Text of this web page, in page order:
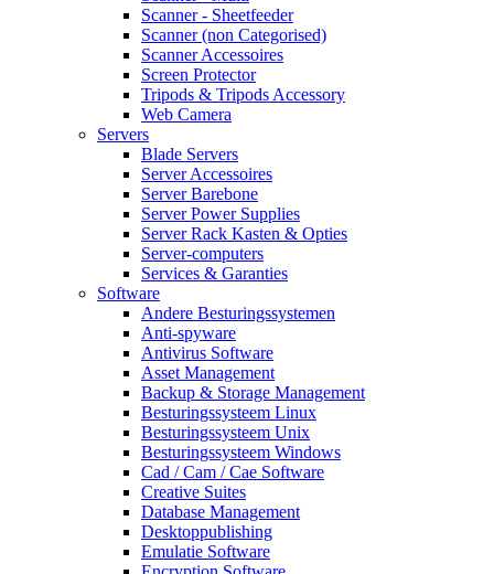
Scanner - Sheetfeeder
Scanner (non Categorised)
Scanner Accessoires
Screen Protector
Tripods & Tripods Accessory
Web Camera
Servers
Blade Servers
Server Accessoires
Server Barebone
Server Power Supplies
Server Rack Kasten & Opties
Server-computers
Services & Garanties
Software
Andere Besturingssystemen
Anti-spyware
Antivirus Software
Asset Management
Backup & Storage Management
Besturingssysteem Linux
Besturingssysteem Unix
Besturingssysteem Windows
Cad / Cam / Cae Software
Creative Suites
Database Management
Desktoppublishing
Emulatie Software